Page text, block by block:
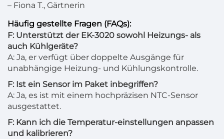
– Fiona T., Gärtnerin
Häufig gestellte Fragen (FAQs):
F: Unterstützt der EK-3020 sowohl Heizungs- als
auch Kühlgeräte?
A: Ja, er verfügt über doppelte Ausgänge für
unabhängige Heizung- und Kühlungskontrolle.
F: Ist ein Sensor im Paket inbegriffen?
A: Ja, es ist mit einem hochpräzisen NTC-Sensor
ausgestattet.
F: Kann ich die Temperatur-einstellungen anpassen
und kalibrieren?